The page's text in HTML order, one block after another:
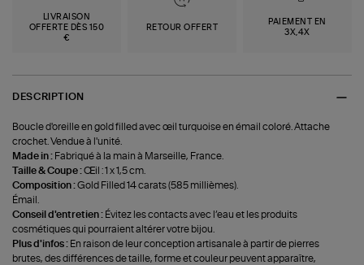
LIVRAISON
OFFERTE DÈS 150
€
RETOUR OFFERT
PAIEMENT EN
3X,4X
DESCRIPTION
Boucle d'oreille en gold filled avec œil turquoise en émail coloré. Attache
crochet. Vendue à l'unité.
Made in : Fabriqué à la main à Marseille, France.
Taille & Coupe :Œil : 1 x 1,5 cm.
Composition :Gold Filled 14 carats (585 millièmes).
Émail.
Conseil d'entretien : Évitez les contacts avec l’eau et les produits
cosmétiques qui pourraient altérer votre bijou.
Plus d'infos : En raison de leur conception artisanale à partir de pierres
brutes, des différences de taille, forme et couleur peuvent apparaître,